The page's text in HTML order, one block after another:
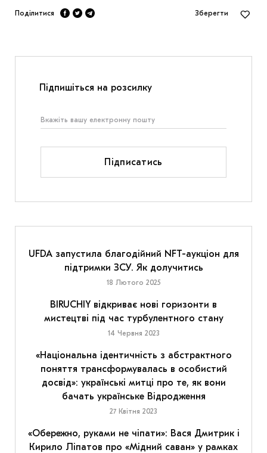
Поділитися Зберегти
Підпишіться на розсилку
Підписатись
UFDA запустила благодійний NFT-аукціон для
підтримки ЗСУ. Як долучитись
18 Лютого 2025
BIRUCHIY відкриває нові горизонти в
мистецтві під час турбулентного стану
14 Червня 2023
«Національна ідентичність з абстрактного
поняття трансформувалась в особистий
досвід»: українські митці про те, як вони
бачать українське Відродження
27 Квітня 2023
«Обережно, руками не чіпати»: Вася Дмитрик і
Кирило Ліпатов про «Мідний саван» у рамках